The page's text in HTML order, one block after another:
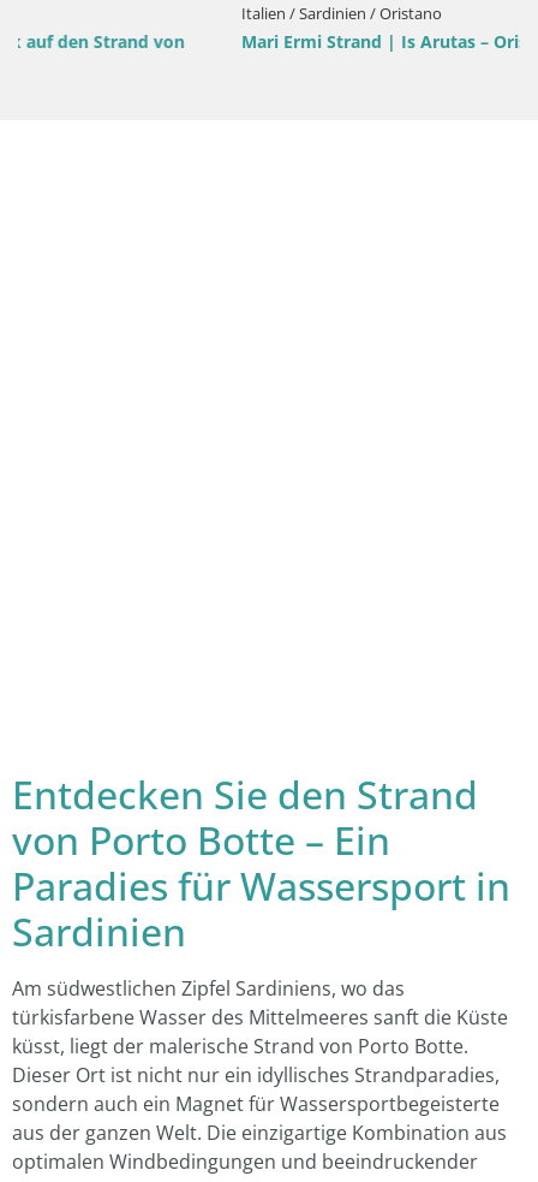
Mari Ermi Strand | Is Arutas – Oristano
Entdecken Sie den Strand
von Porto Botte – Ein
Paradies für Wassersport in
Sardinien
Am südwestlichen Zipfel Sardiniens, wo das
türkisfarbene Wasser des Mittelmeeres sanft die Küste
küsst, liegt der malerische Strand von Porto Botte.
Dieser Ort ist nicht nur ein idyllisches Strandparadies,
sondern auch ein Magnet für Wassersportbegeisterte
aus der ganzen Welt. Die einzigartige Kombination aus
optimalen Windbedingungen und beeindruckender